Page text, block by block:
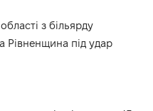
з більярду
Рівненщина під удар